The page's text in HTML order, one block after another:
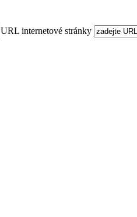
URL internetové stránky